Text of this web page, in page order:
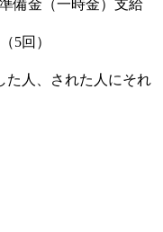
備金（一時金）支給
5回）
た人、された人にそれ